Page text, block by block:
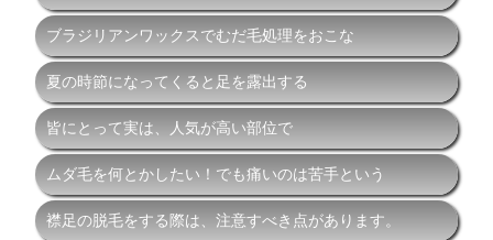
ブラジリアンワックスでむだ毛処理をおこな
夏の時節になってくると足を露出する
皆にとって実は、人気が高い部位で
ムダ毛を何とかしたい！でも痛いのは苦手という
襟足の脱毛をする際は、注意すべき点があります。